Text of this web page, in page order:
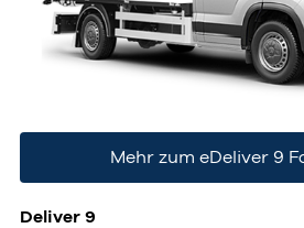
Mehr zum eDeliver 9
Deliver 9